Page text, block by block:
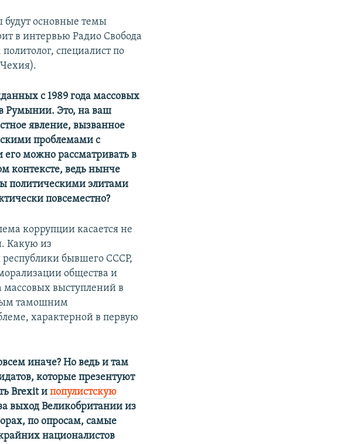
будут основные темы
в интервью Радио Свобода
специалист по
с 1989 года массовых
Румынии. Это, на ваш
явление, вызванное
проблемами с
его можно рассматривать в
контексте, ведь нынче
политическими элитами
повсеместно?
коррупции касается не
Какую из
бывшего СССР,
общества и
выступлений в
тамошним
характерной в первую
иначе? Но ведь и там
которые презентуют
Brexit ипопулистскую
выход Великобритании из
по опросам, самые
националистов